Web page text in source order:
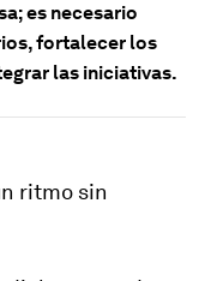
es necesario
fortalecer los
las iniciativas.
ritmo sin